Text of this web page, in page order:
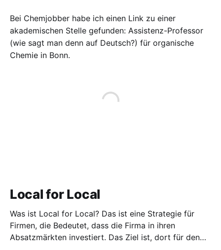
Bei Chemjobber habe ich einen Link zu einer
akademischen Stelle gefunden: Assistenz-Professor
(wie sagt man denn auf Deutsch?) für organische
Chemie in Bonn.
Local for Local
Was ist Local for Local? Das ist eine Strategie für
Firmen, die Bedeutet, dass die Firma in ihren
Absatzmärkten investiert. Das Ziel ist, dort für den